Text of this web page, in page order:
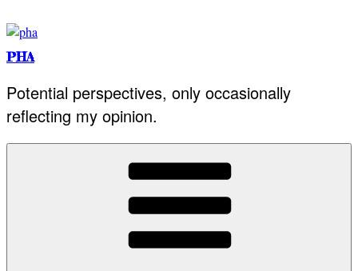
to
content
PHA
Potential perspectives, only occasionally
reflecting my opinion.